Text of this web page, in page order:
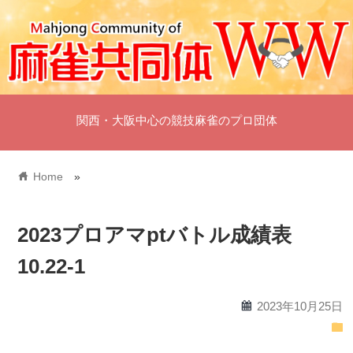
関西・大阪中心の競技麻雀のプロ団体
home Home »
2023プロアマptバトル成績表
10.22-1
calendar 2023年10月25日
folder